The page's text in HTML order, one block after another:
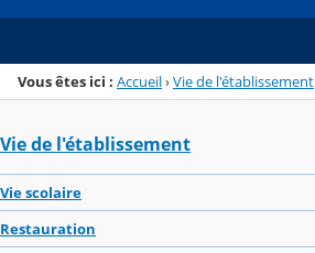
Vous êtes ici : Accueil›Vie de l'établissement
Vie de l'établissement
Vie scolaire
Restauration